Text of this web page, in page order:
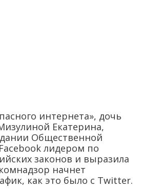
интернета», дочь
Екатерина,
Общественной
лидером по
законов и выразила
начнет
как это было с Twitter.